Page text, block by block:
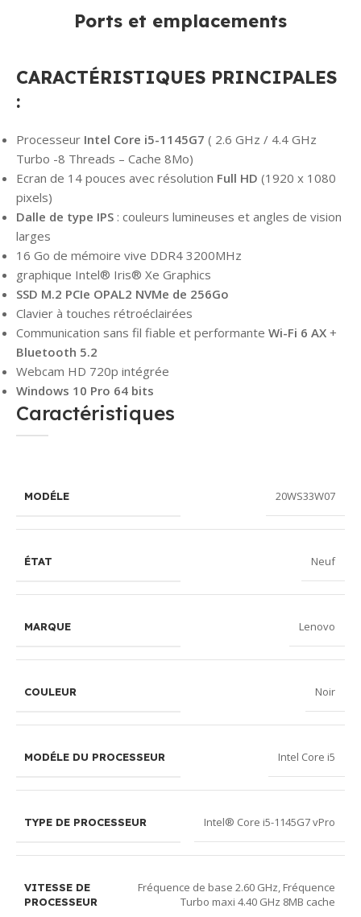
Ports et emplacements
CARACTÉRISTIQUES PRINCIPALES
:
Processeur Intel Core i5-1145G7 ( 2.6 GHz / 4.4 GHz
Turbo -8 Threads – Cache 8Mo)
Ecran de 14 pouces avec résolution Full HD (1920 x 1080
pixels)
Dalle de type IPS : couleurs lumineuses et angles de vision
larges
16 Go de mémoire vive DDR4 3200MHz
graphique Intel® Iris® Xe Graphics
SSD M.2 PCIe OPAL2 NVMe de 256Go
Clavier à touches rétroéclairées
Communication sans fil fiable et performante Wi-Fi 6 AX +
Bluetooth 5.2
Webcam HD 720p intégrée
Windows 10 Pro 64 bits
Caractéristiques
MODÉLE 20WS33W07
ÉTAT Neuf
MARQUE Lenovo
COULEUR Noir
MODÉLE DU PROCESSEUR Intel Core i5
TYPE DE PROCESSEUR Intel® Core i5-1145G7 vPro
VITESSE DE
PROCESSEUR
Fréquence de base 2.60 GHz, Fréquence
Turbo maxi 4.40 GHz 8MB cache